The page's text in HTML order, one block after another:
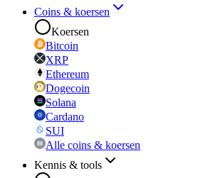
Coins & koersen
Koersen
Bitcoin
XRP
Ethereum
Dogecoin
Solana
Cardano
SUI
Alle coins & koersen
Kennis & tools